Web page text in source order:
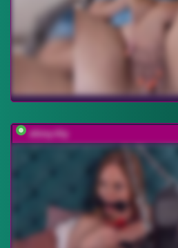
shiny-lily